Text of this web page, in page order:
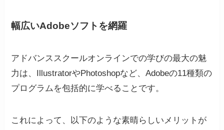
幅広いAdobeソフトを網羅
アドバンススクールオンラインでの学びの最大の魅
力は、IllustratorやPhotoshopなど、Adobeの11種類の
プログラムを包括的に学べることです。
これによって、以下のような素晴らしいメリットが